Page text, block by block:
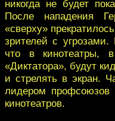
никогда не будет
После нападения
«сверху»
зрителей с
что в кинотеатры, в
«Диктатора», будут
и стрелять в экран.
лидером профсоюзов
кинотеатров.